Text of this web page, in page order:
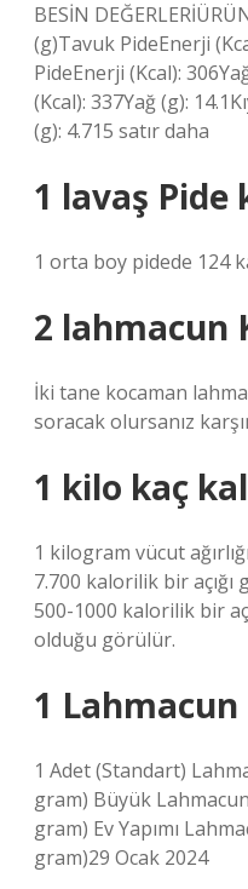
BESİN
(g)Tavuk PideEnerji
PideEnerji (Kcal):
(Kcal): 337Yağ (g):
(g): 4.715 satır daha
1 lavaş Pide
1 orta boy pidede 124
2 lahmacun
İki tane kocaman
soracak olursanız
1 kilo kaç
1 kilogram vücut
7.700 kalorilik bir
500-1000 kalorilik bir
olduğu görülür.
1
1 Adet (Standart)
gram) Büyük
gram) Ev Yapımı
gram)29 Ocak 2024